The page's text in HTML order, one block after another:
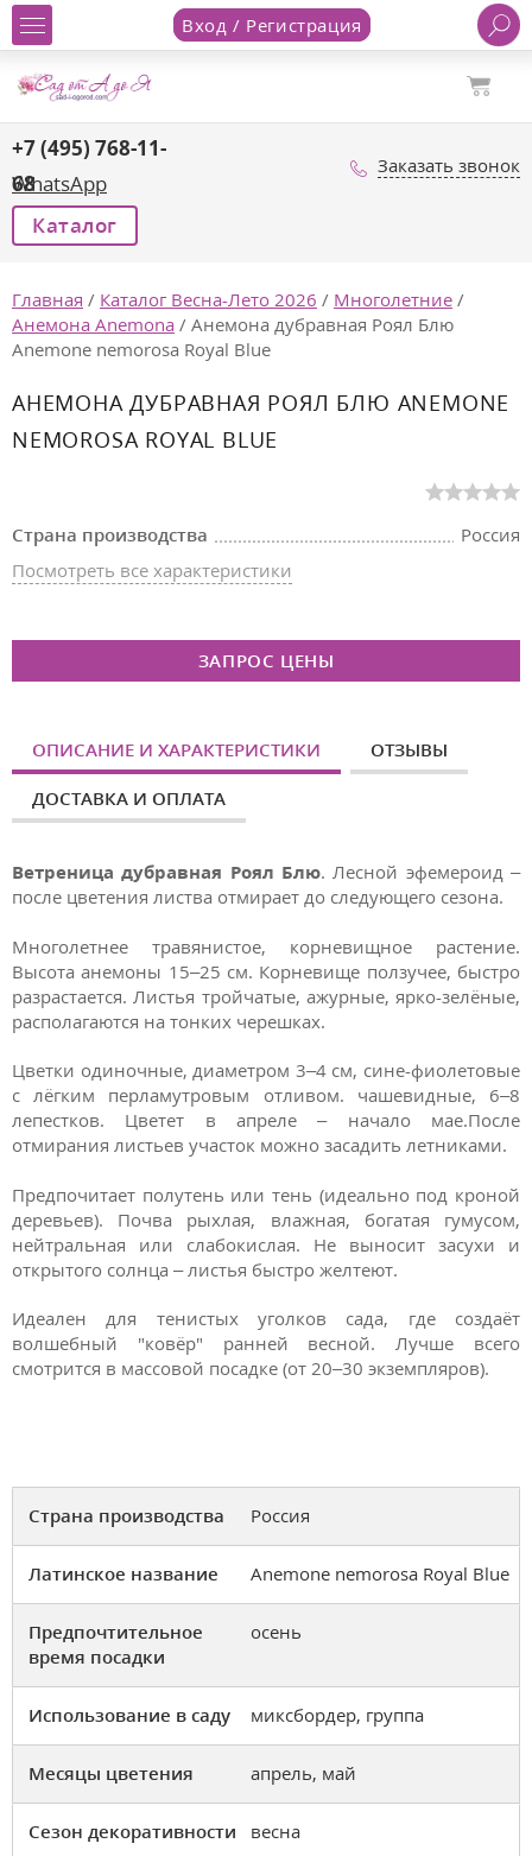
Вход / Регистрация
+7 (495) 768-11-
68
WhatsApp
Заказать звонок
Каталог
Главная / Каталог Весна-Лето 2026 / Многолетние /
Анемона Anemona / Анемона дубравная Роял Блю
Anemone nemorosa Royal Blue
АНЕМОНА ДУБРАВНАЯ РОЯЛ БЛЮ ANEMONE
NEMOROSA ROYAL BLUE
Страна производства
Россия
Посмотреть все характеристики
ЗАПРОС ЦЕНЫ
ОПИСАНИЕ И ХАРАКТЕРИСТИКИ ОТЗЫВЫ
ДОСТАВКА И ОПЛАТА
Ветреница дубравная Роял Блю. Лесной эфемероид –
после цветения листва отмирает до следующего сезона.
Многолетнее травянистое, корневищное растение.
Высота анемоны 15–25 см. Корневище ползучее, быстро
разрастается. Листья тройчатые, ажурные, ярко-зелёные,
располагаются на тонких черешках.
Цветки одиночные, диаметром 3–4 см, сине-фиолетовые
с лёгким перламутровым отливом. чашевидные, 6–8
лепестков. Цветет в апреле – начало мае.После
отмирания листьев участок можно засадить летниками.
Предпочитает полутень или тень (идеально под кроной
деревьев). Почва рыхлая, влажная, богатая гумусом,
нейтральная или слабокислая. Не выносит засухи и
открытого солнца – листья быстро желтеют.
Идеален для тенистых уголков сада, где создаёт
волшебный "ковёр" ранней весной. Лучше всего
смотрится в массовой посадке (от 20–30 экземпляров).
Страна производства Россия
Латинское название Anemone nemorosa Royal Blue
Предпочтительное
время посадки
осень
Использование в саду миксбордер, группа
Месяцы цветения апрель, май
Сезон декоративности весна